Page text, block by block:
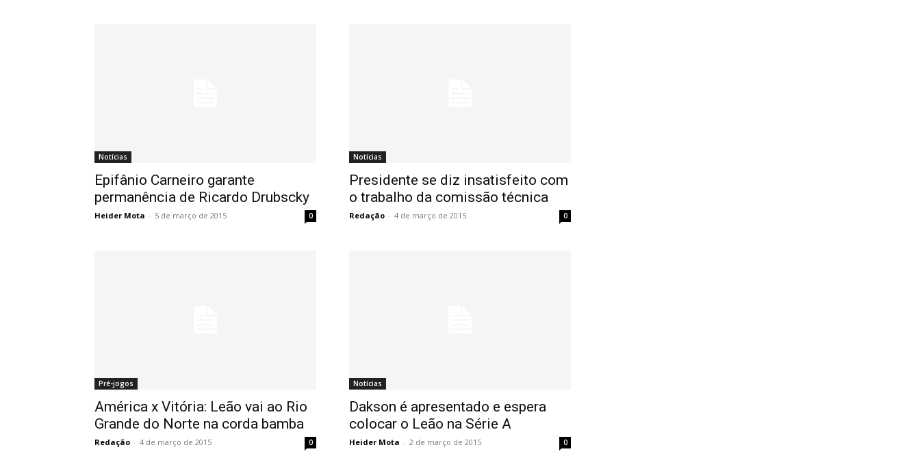
Notícias
Epifânio Carneiro garante
permanência de Ricardo Drubscky
Heider Mota - 5 de março de 2015 0
Notícias
Presidente se diz insatisfeito com
o trabalho da comissão técnica
Redação - 4 de março de 2015 0
Pré-jogos
América x Vitória: Leão vai ao Rio
Grande do Norte na corda bamba
Redação - 4 de março de 2015 0
Notícias
Dakson é apresentado e espera
colocar o Leão na Série A
Heider Mota - 2 de março de 2015 0